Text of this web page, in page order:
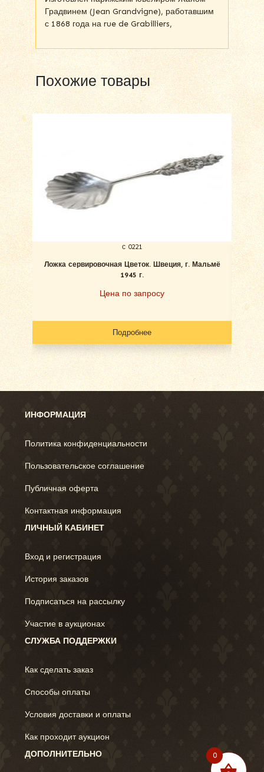
Градвинем (Jean Grandvigne), работавшим
с 1868 года на rue de Grabilliers,
Похожие товары
с 0221
Ложка сервировочная Цветок. Швеция, г. Мальмё
1945 г.
Цена по запросу
Подробнее
ИНФОРМАЦИЯ
Политика конфиденциальности
Пользовательское соглашение
Публичная оферта
Контактная информация
ЛИЧНЫЙ КАБИНЕТ
Вход и регистрация
История заказов
Подписаться на рассылку
Участие в аукционах
СЛУЖБА ПОДДЕРЖКИ
Как сделать заказ
Способы оплаты
Условия доставки и оплаты
Как проходит аукцион
ДОПОЛНИТЕЛЬНО
0